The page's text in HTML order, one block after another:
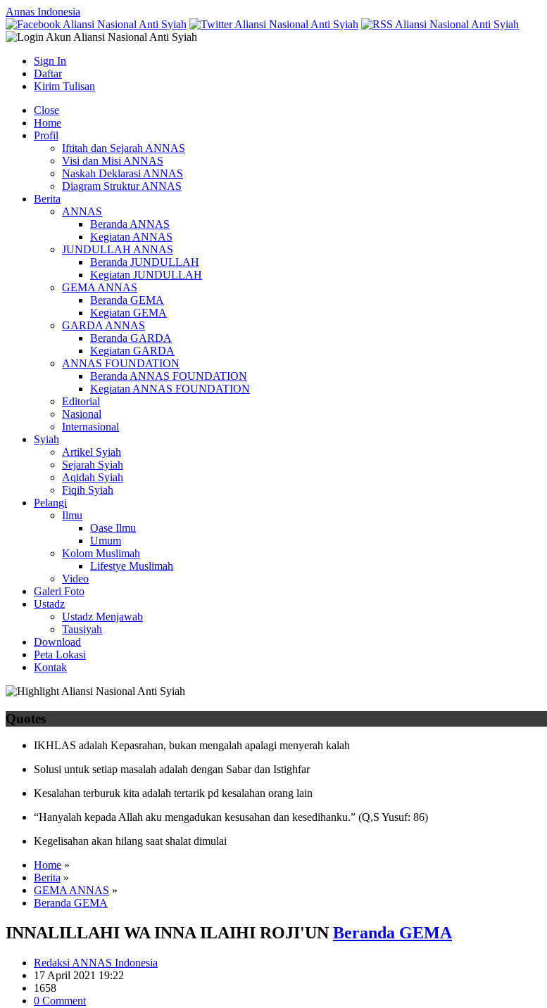
Annas Indonesia
Sign In
Daftar
Kirim Tulisan
Close
Home
Profil
Iftitah dan Sejarah ANNAS
Visi dan Misi ANNAS
Naskah Deklarasi ANNAS
Diagram Struktur ANNAS
Berita
ANNAS
Beranda ANNAS
Kegiatan ANNAS
JUNDULLAH ANNAS
Beranda JUNDULLAH
Kegiatan JUNDULLAH
GEMA ANNAS
Beranda GEMA
Kegiatan GEMA
GARDA ANNAS
Beranda GARDA
Kegiatan GARDA
ANNAS FOUNDATION
Beranda ANNAS FOUNDATION
Kegiatan ANNAS FOUNDATION
Editorial
Nasional
Internasional
Syiah
Artikel Syiah
Sejarah Syiah
Aqidah Syiah
Fiqih Syiah
Pelangi
Ilmu
Oase Ilmu
Umum
Kolom Muslimah
Lifestye Muslimah
Video
Galeri Foto
Ustadz
Ustadz Menjawab
Tausiyah
Download
Peta Lokasi
Kontak
Quotes
IKHLAS adalah Kepasrahan, bukan mengalah apalagi menyerah kalah
Solusi untuk setiap masalah adalah dengan Sabar dan Istighfar
Kesalahan terburuk kita adalah tertarik pd kesalahan orang lain
“Hanyalah kepada Allah aku mengadukan kesusahan dan kesedihanku.” (Q,S Yusuf: 86)
Kegelisahan akan hilang saat shalat dimulai
Home »
Berita »
GEMA ANNAS »
Beranda GEMA
INNALILLAHI WA INNA ILAIHI ROJI'UN Beranda GEMA
Redaksi ANNAS Indonesia
17 April 2021 19:22
1658
0 Comment